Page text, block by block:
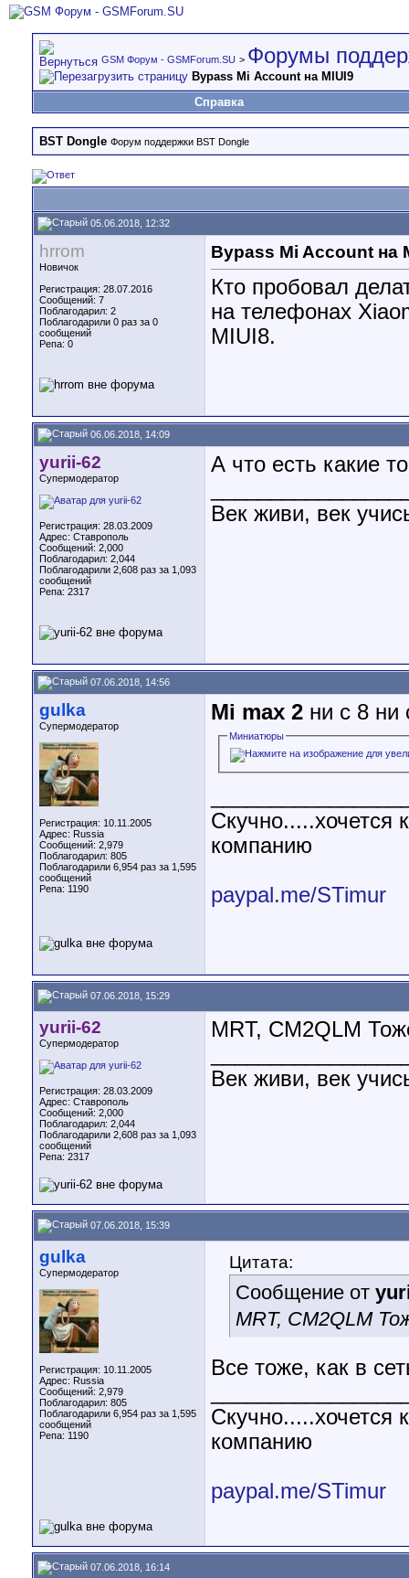
GSM Форум - GSMForum.SU > Форумы
Bypass Mi Account на MIUI9
Справка
BST Dongle Форум поддержки BST Dongle
05.06.2018, 12:32
hrrom
Новичок
Регистрация: 28.07.2016
Сообщений: 7
Поблагодарил: 2
Поблагодарили 0 раз за 0
сообщений
Репа: 0
Bypass Mi Account на
Кто пробовал
на телефонах
MIUI8.
06.06.2018, 14:09
yurii-62
Супермодератор
Регистрация: 28.03.2009
Адрес: Ставрополь
Сообщений: 2,000
Поблагодарил: 2,044
Поблагодарили 2,608 раз за 1,093
сообщений
Репа: 2317
А что есть какие
Век живи, век
07.06.2018, 14:56
gulka
Супермодератор
Регистрация: 10.11.2005
Адрес: Russia
Сообщений: 2,979
Поблагодарил: 805
Поблагодарили 6,954 раз за 1,595
сообщений
Репа: 1190
Mi max 2 ни с 8 ни
Миниатюры
компанию
paypal.me/STimur
07.06.2018, 15:29
yurii-62
Супермодератор
Регистрация: 28.03.2009
Адрес: Ставрополь
Сообщений: 2,000
Поблагодарил: 2,044
Поблагодарили 2,608 раз за 1,093
сообщений
Репа: 2317
МRT, CM2QLM
Век живи, век
07.06.2018, 15:39
gulka
Супермодератор
Регистрация: 10.11.2005
Адрес: Russia
Сообщений: 2,979
Поблагодарил: 805
Поблагодарили 6,954 раз за 1,595
сообщений
Репа: 1190
Цитата:
Сообщение от
МRT, CM2QLM
Все тоже, как в
компанию
paypal.me/STimur
07.06.2018, 16:14